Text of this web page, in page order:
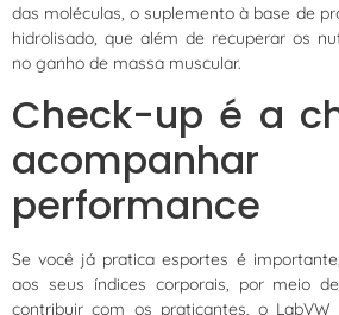
das moléculas, o suplemento à base de
hidrolisado, que além de recuperar os
no ganho de massa muscular.
Check-up é a
performance
Se você já pratica esportes é
aos seus índices corporais, por meio
contribuir com os praticantes, o LabVW